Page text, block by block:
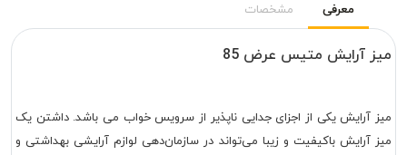
معرفی مشخصات
میز آرایش متیس عرض 85
میز آرایش یکی از اجزای جدایی ناپذیر از سرویس خواب می باشد. داشتن یک
میز آرایش باکیفیت و زیبا می‌تواند در سازمان‌دهی لوازم‌ آرایشی بهداشتی و